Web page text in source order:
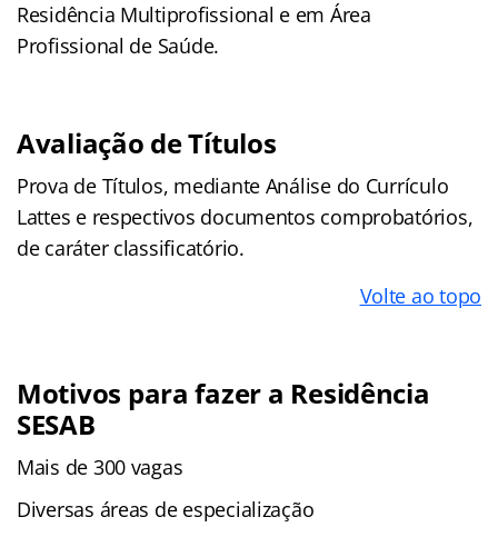
Residência Multiprofissional e em Área
Profissional de Saúde.
Avaliação de Títulos
Prova de Títulos, mediante Análise do Currículo
Lattes e respectivos documentos comprobatórios,
de caráter classificatório.
Volte ao topo
Motivos para fazer a Residência
SESAB
Mais de 300 vagas
Diversas áreas de especialização